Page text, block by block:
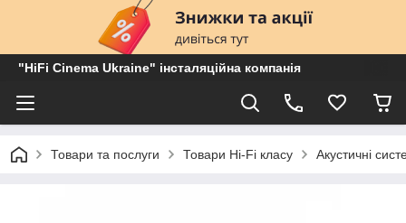
"HiFi Cinema Ukraine" інсталяційна компанія
Товари та послуги Товари Hi-Fi класу Акустичні